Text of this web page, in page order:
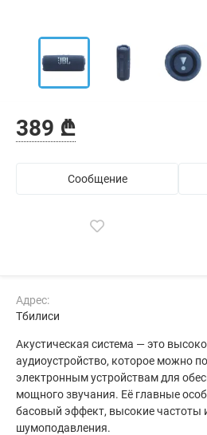
389 ₾
Сообщение
Адрес:
Тбилиси
Акустическая система — это
аудиоустройство, которое можно
электронным устройствам для
мощного звучания. Её главные
басовый эффект, высокие частоты
шумоподавления.